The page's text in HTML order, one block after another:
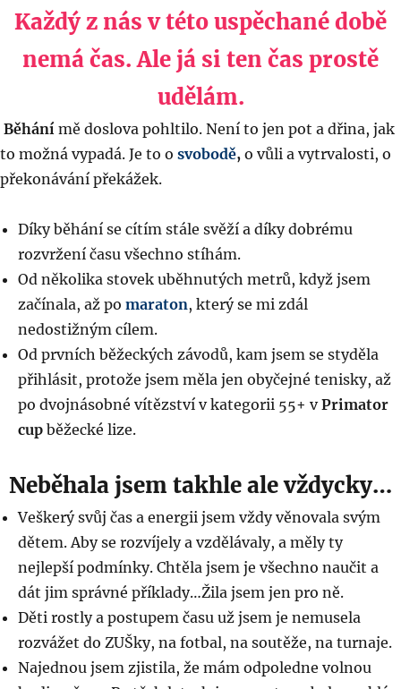
Každý z nás v této uspěchané době
nemá čas. Ale já si ten čas prostě
udělám.
Běhání mě doslova pohltilo. Není to jen pot a dřina, jak
to možná vypadá. Je to o svobodě, o vůli a vytrvalosti, o
překonávání překážek.
Díky běhání se cítím stále svěží a díky dobrému
rozvržení času všechno stíhám.
Od několika stovek uběhnutých metrů, když jsem
začínala, až po maraton, který se mi zdál
nedostižným cílem.
Od prvních běžeckých závodů, kam jsem se styděla
přihlásit, protože jsem měla jen obyčejné tenisky, až
po dvojnásobné vítězství v kategorii 55+ vPrimator
cup běžecké lize.
Neběhala jsem takhle ale vždycky…
Veškerý svůj čas a energii jsem vždy věnovala svým
dětem. Aby se rozvíjely a vzdělávaly, a měly ty
nejlepší podmínky. Chtěla jsem je všechno naučit a
dát jim správné příklady…Žila jsem jen pro ně.
Děti rostly a postupem času už jsem je nemusela
rozvážet do ZUŠky, na fotbal, na soutěže, na turnaje.
Najednou jsem zjistila, že mám odpoledne volnou